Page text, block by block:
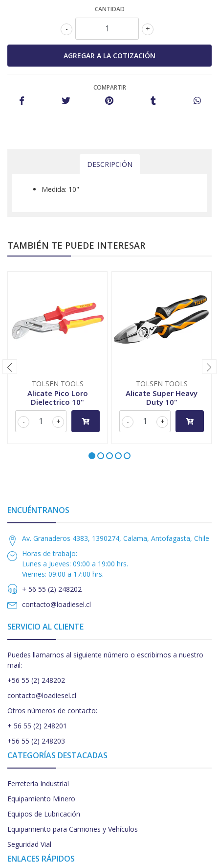
CANTIDAD
+
-
COMPARTIR
DESCRIPCIÓN
Medida: 10"
TAMBIÉN TE PUEDE INTERESAR
TOLSEN TOOLS
Alicate Pico Loro
Dielectrico 10"
+
-
TOLSEN TOOLS
Alicate Super Heavy
Duty 10"
+
-
ENCUÉNTRANOS
Av. Granaderos 4383, 1390274, Calama, Antofagasta, Chile
Horas de trabajo:
Lunes a Jueves: 09:00 a 19:00 hrs.
Viernes: 09:00 a 17:00 hrs.
+ 56 55 (2) 248202
contacto@loadiesel.cl
SERVICIO AL CLIENTE
Puedes llamarnos al siguiente número o escribirnos a nuestro
mail:
+56 55 (2) 248202
contacto@loadiesel.cl
Otros números de contacto:
+ 56 55 (2) 248201
+56 55 (2) 248203
CATEGORÍAS DESTACADAS
Ferretería Industrial
Equipamiento Minero
Equipos de Lubricación
Equipamiento para Camiones y Vehículos
Seguridad Vial
ENLACES RÁPIDOS